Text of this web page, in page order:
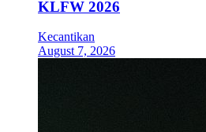
KLFW 2026
Kecantikan
August 7, 2026